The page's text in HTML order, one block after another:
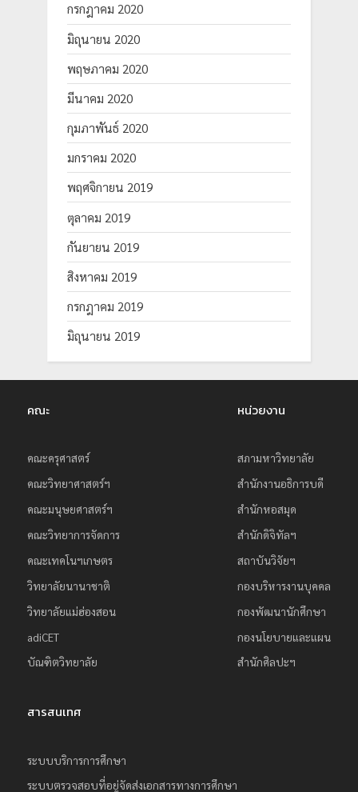
กรกฎาคม 2020
มิถุนายน 2020
พฤษภาคม 2020
มีนาคม 2020
กุมภาพันธ์ 2020
มกราคม 2020
พฤศจิกายน 2019
ตุลาคม 2019
กันยายน 2019
สิงหาคม 2019
กรกฎาคม 2019
มิถุนายน 2019
คณะ
คณะครุศาสตร์
คณะวิทยาศาสตร์ฯ
คณะมนุษยศาสตร์ฯ
คณะวิทยาการจัดการ
คณะเทคโนฯเกษตร
วิทยาลัยนานาชาติ
วิทยาลัยแม่ฮ่องสอน
adiCET
บัณฑิตวิทยาลัย
หน่วยงาน
สภามหาวิทยาลัย
สำนักงานอธิการบดี
สำนักหอสมุด
สำนักดิจิทัลฯ
สถาบันวิจัยฯ
กองบริหารงานบุคคล
กองพัฒนานักศึกษา
กองนโยบายและแผน
สำนักศิลปะฯ
สารสนเทศ
ระบบบริการการศึกษา
ระบบตรวจสอบที่อยู่จัดส่งเอกสารทางการศึกษา